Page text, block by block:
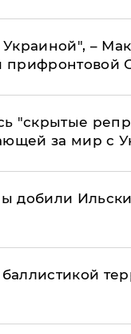
–
прифронтовой
"скрытые
за мир с
добили